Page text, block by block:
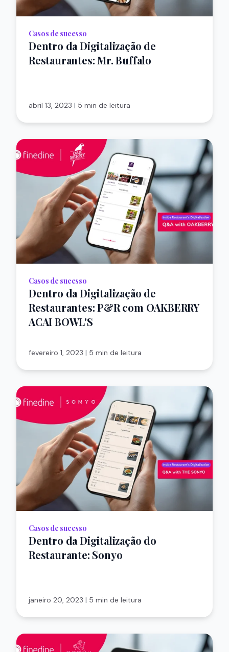
Casos de sucesso
Dentro da Digitalização de
Restaurantes: Mr. Buffalo
abril 13, 2023 | 5 min de leitura
Casos de sucesso
Dentro da Digitalização de
Restaurantes: P&R com OAKBERRY
ACAI BOWL'S
fevereiro 1, 2023 | 5 min de leitura
Casos de sucesso
Dentro da Digitalização do
Restaurante: Sonyo
janeiro 20, 2023 | 5 min de leitura